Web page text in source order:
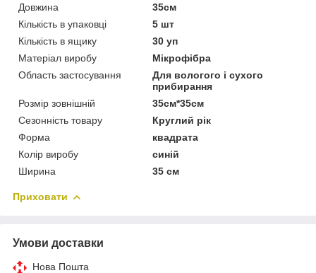
Довжина
35см
Кількість в упаковці
5 шт
Кількість в ящику
30 уп
Матеріал виробу
Мікрофібра
Область застосування
Для вологого і сухого
прибирання
Розмір зовнішній
35см*35см
Сезонність товару
Круглий рік
Форма
квадрата
Колір виробу
синій
Ширина
35 см
Приховати
Умови доставки
Нова Пошта